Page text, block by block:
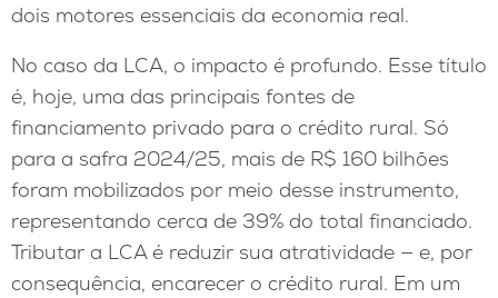
dois motores essenciais da economia real.
No caso da LCA, o impacto é profundo. Esse título
é, hoje, uma das principais fontes de
financiamento privado para o crédito rural. Só
para a safra 2024/25, mais de R$ 160 bilhões
foram mobilizados por meio desse instrumento,
representando cerca de 39% do total financiado.
Tributar a LCA é reduzir sua atratividade — e, por
consequência, encarecer o crédito rural. Em um